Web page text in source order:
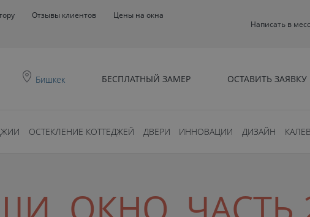
Отзывы клиентов
Цены на окна
Написать в
Бишкек БЕСПЛАТНЫЙ ЗАМЕР ОСТАВИТЬ ЗАЯВКУ
ОСТЕКЛЕНИЕ КОТТЕДЖЕЙ ДВЕРИ ИННОВАЦИИ ДИЗАЙН
ОКНО. ЧАСТЬ